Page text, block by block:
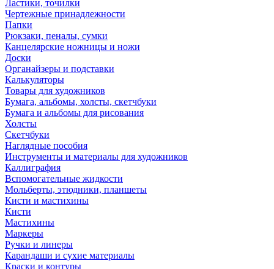
Ластики, точилки
Чертежные принадлежности
Папки
Рюкзаки, пеналы, сумки
Канцелярские ножницы и ножи
Доски
Органайзеры и подставки
Калькуляторы
Товары для художников
Бумага, альбомы, холсты, скетчбуки
Бумага и альбомы для рисования
Холсты
Скетчбуки
Наглядные пособия
Инструменты и материалы для художников
Каллиграфия
Вспомогательные жидкости
Мольберты, этюдники, планшеты
Кисти и мастихины
Кисти
Мастихины
Маркеры
Ручки и линеры
Карандаши и сухие материалы
Краски и контуры